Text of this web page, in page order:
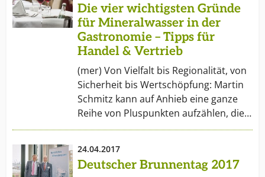
Die vier wichtigsten Gründe
für Mineralwasser in der
Gastronomie – Tipps für
Handel & Vertrieb
(mer) Von Vielfalt bis Regionalität, von
Sicherheit bis Wertschöpfung: Martin
Schmitz kann auf Anhieb eine ganze
Reihe von Pluspunkten aufzählen, die…
24.04.2017
Deutscher Brunnentag 2017